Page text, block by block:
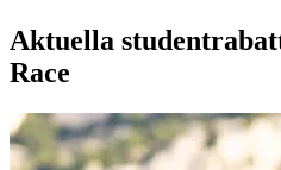
Aktuella
Race